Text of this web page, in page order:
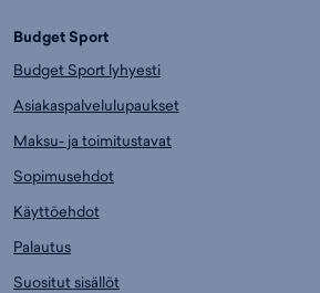
Budget Sport
Budget Sport lyhyesti
Asiakaspalvelulupaukset
Maksu- ja toimitustavat
Sopimusehdot
Käyttöehdot
Palautus
Suositut sisällöt